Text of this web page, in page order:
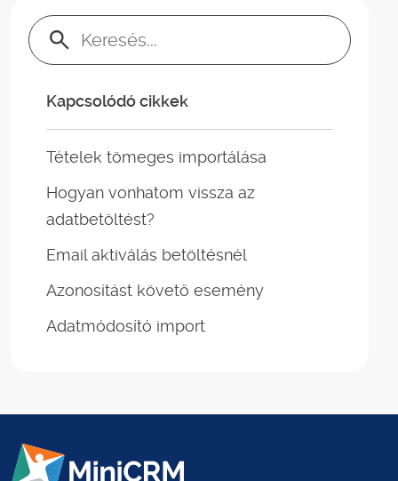
Keresés:
Kapcsolódó cikkek
Tételek tömeges importálása
Hogyan vonhatom vissza az
adatbetöltést?
Email aktiválás betöltésnél
Azonosítást követő esemény
Adatmódosító import